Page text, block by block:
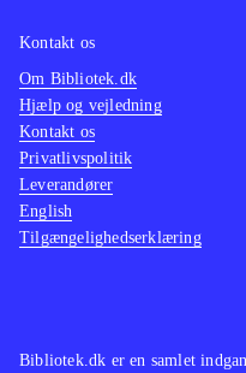
Bibliotek.dk er en samlet
Kontakt os
Om Bibliotek.dk
Hjælp og vejledning
Kontakt os
Privatlivspolitik
Leverandører
English
Tilgængelighedserklæring